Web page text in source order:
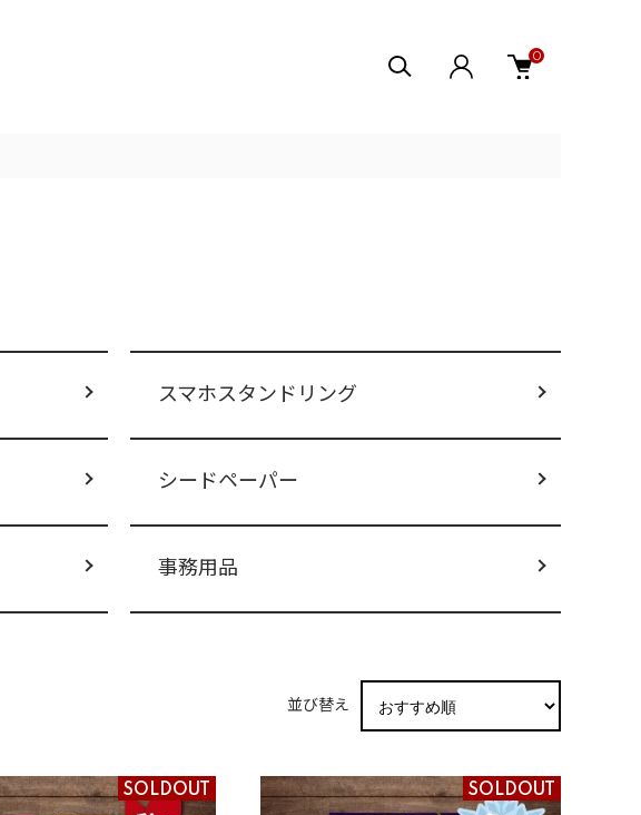
0
スマホスタンドリング
シードペーパー
事務用品
並び替え
SOLDOUT SOLDOUT